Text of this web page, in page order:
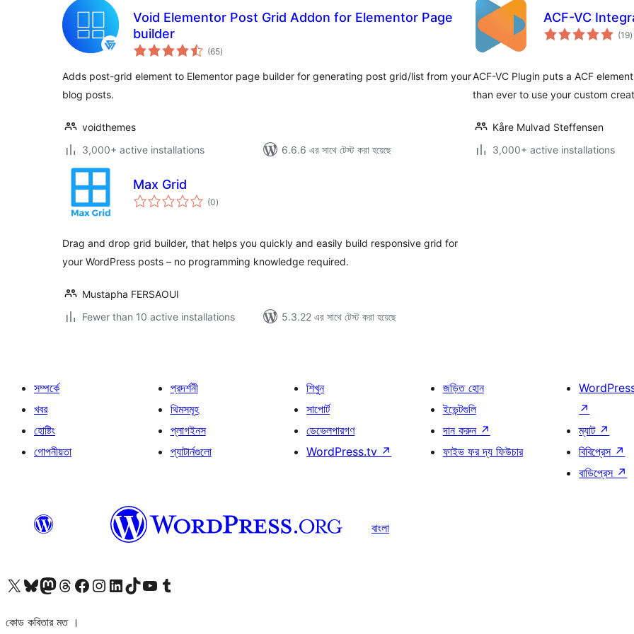
Void Elementor Post Grid Addon for Elementor Page
builder
(65total
ratings
)
Adds post-grid element to Elementor page builder for generating post grid/list from your
blog posts.
voidthemes
3,000+ active installations
6.6.6 এর সাথে টেস্ট করা হয়েছে
ACF-VC
(19)
ACF-VC Plugin puts a ACF
than ever to use your custom
Kåre Mulvad Steffensen
3,000+ active installations
Max Grid
(0total
ratings
)
Drag and drop grid builder, that helps you quickly and easily build responsive grid for
your WordPress posts – no programming knowledge required.
Mustapha FERSAOUI
Fewer than 10 active installations
5.3.22 এর সাথে টেস্ট করা হয়েছে
সম্পর্কে
খবর
হোষ্টিং
গোপনীয়তা
প্রদর্শনী
থিমসমূহ
প্লাগইনস
প্যাটার্নগুলো
শিখুন
সাপোর্ট
ডেভেলপারগণ
WordPress.tv ↗
জড়িত হোন
ইভেন্টগুলি
দান করুন ↗
ফাইভ ফর দ্য ফিউচার
↗
ম্যাট ↗
বিবিপ্রেস ↗
বাডিপ্রেস ↗
বাংলা
আমাদের X (আগের টুইটার) অ্যাকাউন্টে যানআমাদের Bluesky অ্যাকাউন্টটি দেখুনআমাদের মাস্টোডন অ্যাকাউন্টটি দেখুনআমাদের থ্রেডস অ্যাকাউন্টটি দেখুনআমাদের ফেসবুক পেজ দেখুনআমাদের ইন্সটাগ্রাম অ্যাকাউন্ট দেখুনআমাদের লিঙ্কডইন অ্যাকাউন্টে যানআমাদের TikTok অ্যাকাউন্টটি দেখুনআমাদের ইউটিউব চ্যানেলে যান আমাদের টাম্বলার অ্যাকাউন্ট দেখুন
কোড কবিতার মত ।